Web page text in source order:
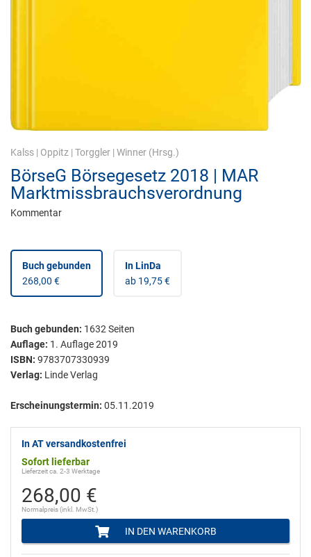
Kalss | Oppitz | Torggler | Winner (Hrsg.)
BörseG Börsegesetz 2018 | MAR
Marktmissbrauchsverordnung
Kommentar
Buch gebunden
268,00 €
In LinDa
ab 19,75 €
Buch gebunden: 1632Seiten
Auflage: 1. Auflage 2019
ISBN: 9783707330939
Verlag: Linde Verlag
Erscheinungstermin: 05.11.2019
In AT versandkostenfrei
Sofort lieferbar
Lieferzeit ca. 2-3 Werktage
268,00 €
Normalpreis (inkl. MwSt.)
IN DEN WARENKORB